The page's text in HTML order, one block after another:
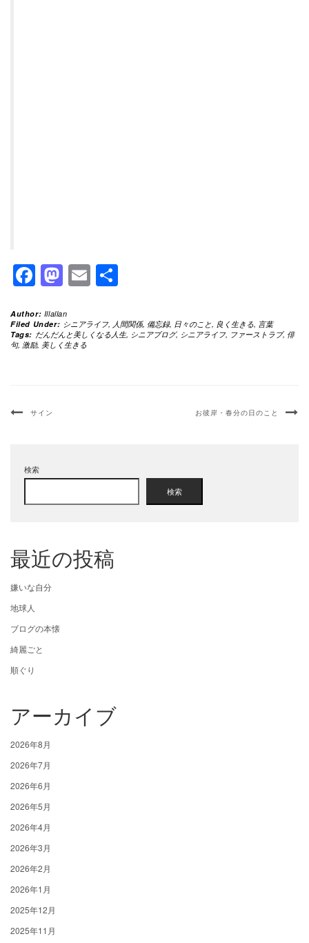
Facebook
Mastodon
Email
Author: Illallan
Filed Under: シニアライフ, 人間関係, 備忘録, 日々のこと, 良く生きる, 言葉
Tags: だんだんと美しくなる人生, シニアブログ, シニアライフ, ファーストラブ, 俳
句, 激励, 美しく生きる
サイン お彼岸・春分の日のこと
検索
検索
最近の投稿
嫌いな自分
地球人
ブログの本懐
綺麗ごと
順ぐり
アーカイブ
2026年8月
2026年7月
2026年6月
2026年5月
2026年4月
2026年3月
2026年2月
2026年1月
2025年12月
2025年11月